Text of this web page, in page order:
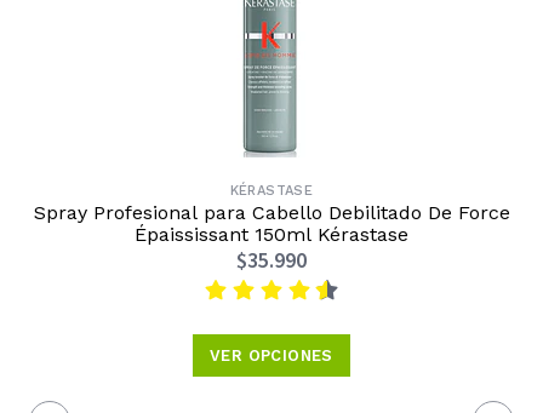
KÉRASTASE
Spray Profesional para Cabello Debilitado De Force
Épaississant 150ml Kérastase
$35.990
VER OPCIONES